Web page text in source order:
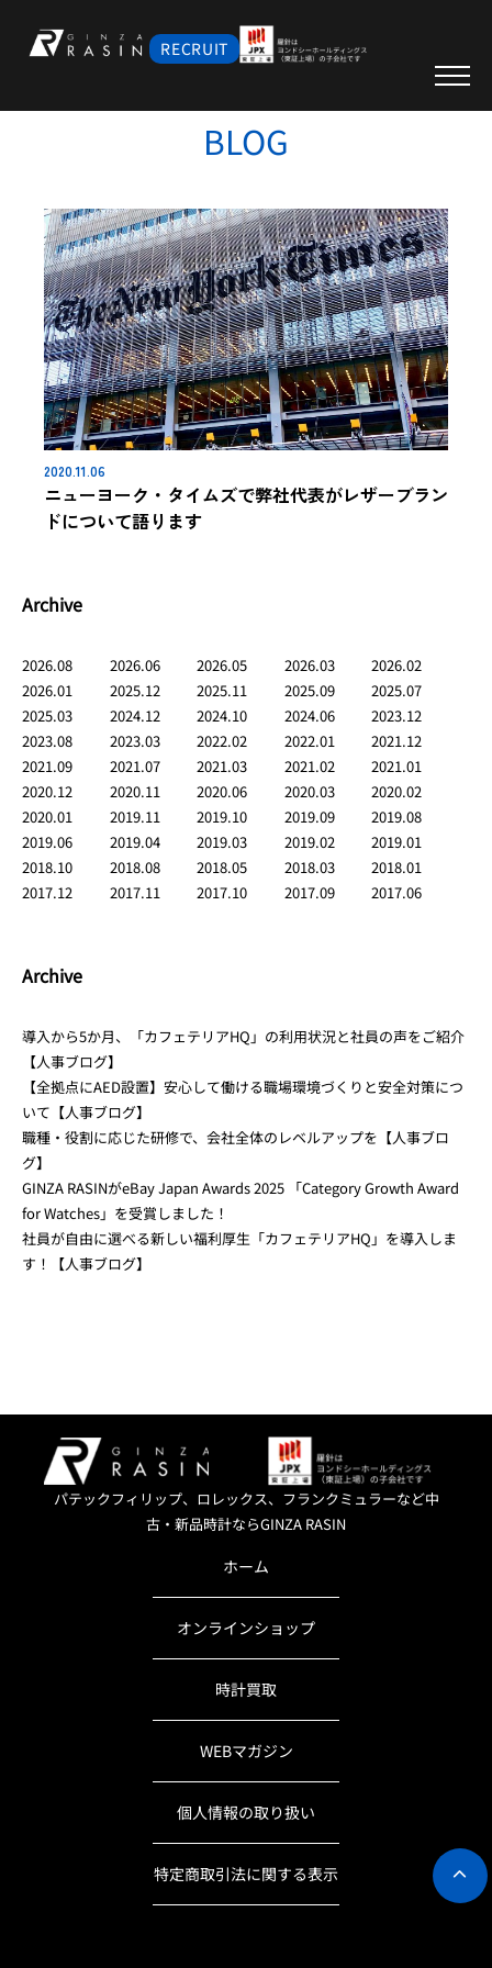
RECRUIT
BLOG
2020.11.06
ニューヨーク・タイムズで弊社代表がレザーブラン
ドについて語ります
Archive
2026.08 2026.06 2026.05 2026.03
2026.02
2026.01
2025.12 2025.11 2025.09
2025.07
2025.03
2024.12 2024.10 2024.06
2023.12
2023.08
2023.03 2022.02 2022.01
2021.12
2021.09
2021.07 2021.03 2021.02
2021.01
2020.12
2020.11 2020.06 2020.03
2020.02
2020.01
2019.11 2019.10 2019.09
2019.08
2019.06
2019.04 2019.03 2019.02
2019.01
2018.10
2018.08 2018.05 2018.03
2018.01
2017.12
2017.11 2017.10 2017.09 2017.06
Archive
導入から5か月、「カフェテリアHQ」の利用状況と社員の声をご紹介
【人事ブログ】
【全拠点にAED設置】安心して働ける職場環境づくりと安全対策につ
いて【人事ブログ】
職種・役割に応じた研修で、会社全体のレベルアップを【人事ブロ
グ】
GINZA RASINがeBay Japan Awards 2025 「Category Growth Award
for Watches」を受賞しました！
社員が自由に選べる新しい福利厚生「カフェテリアHQ」を導入しま
す！【人事ブログ】
パテックフィリップ、ロレックス、フランクミュラーなど中
古・新品時計ならGINZA RASIN
ホーム
オンラインショップ
時計買取
WEBマガジン
個人情報の取り扱い
特定商取引法に関する表示